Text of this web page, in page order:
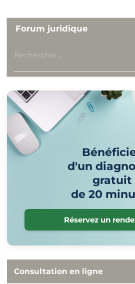
Forum juridique
d'un
gratuit
de 20
Réservez un
Consultation en ligne